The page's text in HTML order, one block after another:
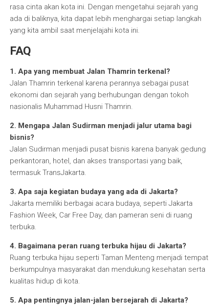
rasa cinta akan kota ini. Dengan mengetahui sejarah yang
ada di baliknya, kita dapat lebih menghargai setiap langkah
yang kita ambil saat menjelajahi kota ini.
FAQ
1. Apa yang membuat Jalan Thamrin terkenal?
Jalan Thamrin terkenal karena perannya sebagai pusat
ekonomi dan sejarah yang berhubungan dengan tokoh
nasionalis Muhammad Husni Thamrin.
2. Mengapa Jalan Sudirman menjadi jalur utama bagi
bisnis?
Jalan Sudirman menjadi pusat bisnis karena banyak gedung
perkantoran, hotel, dan akses transportasi yang baik,
termasuk TransJakarta.
3. Apa saja kegiatan budaya yang ada di Jakarta?
Jakarta memiliki berbagai acara budaya, seperti Jakarta
Fashion Week, Car Free Day, dan pameran seni di ruang
terbuka.
4. Bagaimana peran ruang terbuka hijau di Jakarta?
Ruang terbuka hijau seperti Taman Menteng menjadi tempat
berkumpulnya masyarakat dan mendukung kesehatan serta
kualitas hidup di kota.
5. Apa pentingnya jalan-jalan bersejarah di Jakarta?